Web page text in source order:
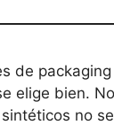
de
elige bien.
no